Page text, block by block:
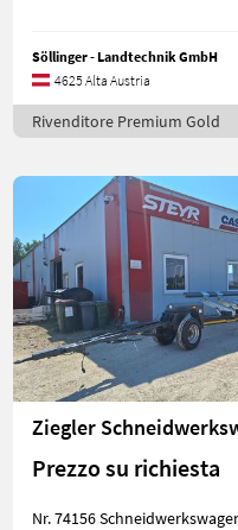
Söllinger - Landtechnik GmbH
4625 Alta Austria
Rivenditore Premium Gold
Ziegler
Prezzo su richiesta
Nr. 74156